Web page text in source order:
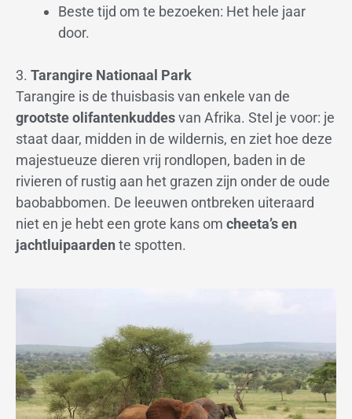
Beste tijd om te bezoeken: Het hele jaar
door.
3. Tarangire Nationaal Park
Tarangire is de thuisbasis van enkele van de
grootste olifantenkuddesvan Afrika. Stel je voor: je
staat daar, midden in de wildernis, en ziet hoe deze
majestueuze dieren vrij rondlopen, baden in de
rivieren of rustig aan het grazen zijn onder de oude
baobabbomen. De leeuwen ontbreken uiteraard
niet en je hebt een grote kans om cheeta’s en
jachtluipaarden te spotten.